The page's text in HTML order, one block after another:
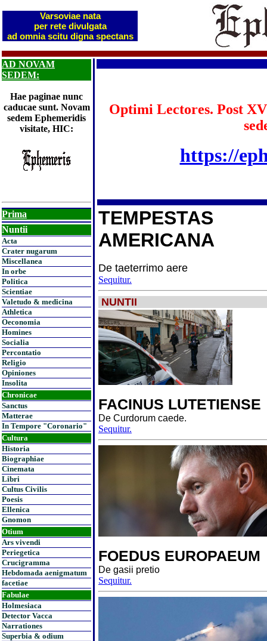
Varsoviae nata
per rete divulgata
ad omnia scitu digna spectans
AD NOVAM
SEDEM:
Hae paginae nunc
caducae sunt. Novam
sedem Ephemeridis
visitate, HIC:
Prima
Nuntii
Acta
Crater nugarum
Miscellanea
In orbe
Politica
Scientiae
Valetudo & medicina
Athletica
Oeconomia
Homines
Socialia
Percontatio
Religio
Opiniones
Insolita
Chronicae
Sanctus
Matterae
In Tempore "Coronario"
Cultura
Historia
Biographiae
Cinemata
Libri
Cultus Civilis
Poesis
Ellenica
Gnomon
Otium
Ars vivendi
Periegetica
Crucigramma
Hebdomada aenigmatum
facetiae
Fabulae
Holmesiaca
Detector Vacca
Narrationes
Superbia & odium
Optimi Lectores. Post
https://
TEMPESTAS
AMERICANA
De taeterrimo aere
Sequitur.
NUNTII
FACINUS LUTETIENSE
De Curdorum caede.
Sequitur.
FOEDUS EUROPAEUM
De gasii pretio
Sequitur.